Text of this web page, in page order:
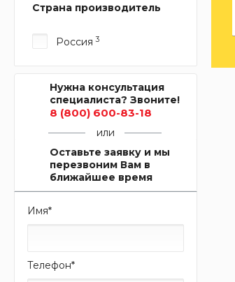
Страна производитель
Россия3
Нужна консультация
специалиста? Звоните!
8 (800) 600-83-18
или
Оставьте заявку и мы
перезвоним Вам в
ближайшее время
Имя*
Телефон*